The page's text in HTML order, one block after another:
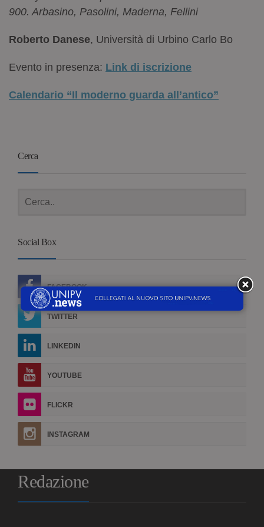
900. Arbasino, Pasolini, Maderna, Fellini
Roberto Danese, Università di Urbino Carlo Bo
Evento in presenza: Link di iscrizione
Calendario “Il moderno guarda all’antico”
Cerca
Social Box
FACEBOOK
TWITTER
LINKEDIN
YOUTUBE
FLICKR
INSTAGRAM
Redazione